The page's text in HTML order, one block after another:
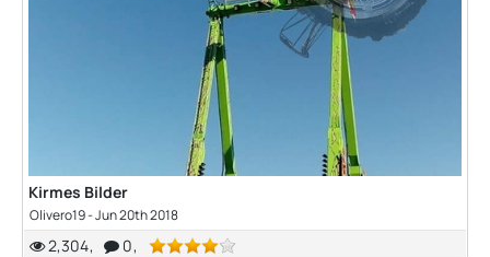
Kirmes Bilder
Olivero19 -Jun 20th 2018
2,304 0